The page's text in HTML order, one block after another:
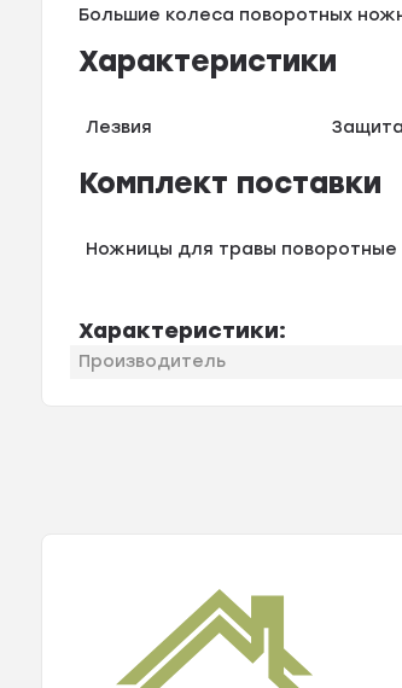
Большие колеса поворотных
Характеристики
Лезвия
Комплект поставки
Ножницы для травы поворотные
Характеристики:
Производитель